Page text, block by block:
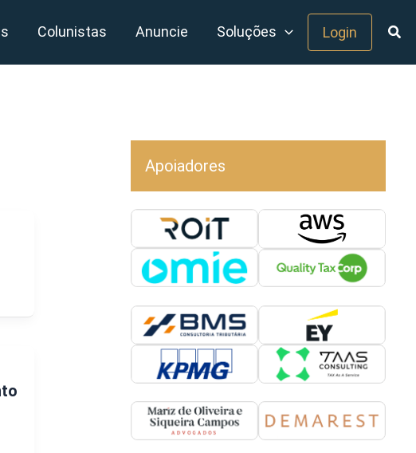
Colunistas Anuncie Soluções Login
Apoiadores